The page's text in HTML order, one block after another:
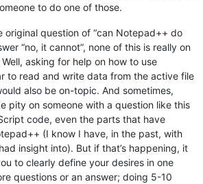
to do one of those.
original question of “can Notepad++ do
“no, it cannot”, none of this is really on
asking for help on how to use
to read and write data from the active file
also be on-topic. And sometimes,
pity on someone with a question like this
code, even the parts that have
(I know I have, in the past, with
insight into). But if that’s happening, it
to clearly define your desires in one
questions or an answer; doing 5-10